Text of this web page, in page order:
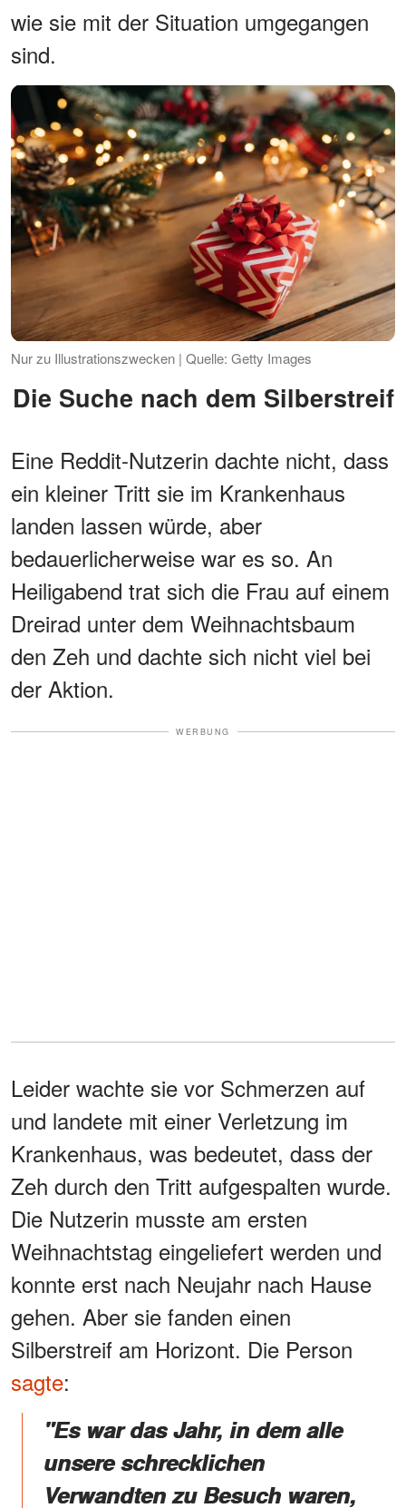
wie sie mit der Situation umgegangen
sind.
Nur zu Illustrationszwecken | Quelle: Getty Images
Die Suche nach dem Silberstreif
Eine Reddit-Nutzerin dachte nicht, dass
ein kleiner Tritt sie im Krankenhaus
landen lassen würde, aber
bedauerlicherweise war es so. An
Heiligabend trat sich die Frau auf einem
Dreirad unter dem Weihnachtsbaum
den Zeh und dachte sich nicht viel bei
der Aktion.
WERBUNG
Leider wachte sie vor Schmerzen auf
und landete mit einer Verletzung im
Krankenhaus, was bedeutet, dass der
Zeh durch den Tritt aufgespalten wurde.
Die Nutzerin musste am ersten
Weihnachtstag eingeliefert werden und
konnte erst nach Neujahr nach Hause
gehen. Aber sie fanden einen
Silberstreif am Horizont. Die Person
sagte:
"Es war das Jahr, in dem alle
unsere schrecklichen
Verwandten zu Besuch waren,